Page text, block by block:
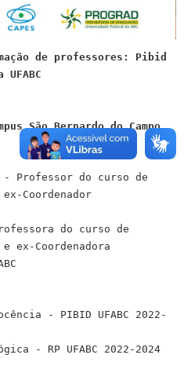
de professores: Pibid
São Bernardo do Campo
- Professor do curso de
Coordenador
do curso de
ex-Coordenadora
- PIBID UFABC 2022-
- RP UFABC 2022-2024